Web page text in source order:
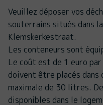
Veuillez déposer vos
souterrains situés dans
Klemskerkestraat.
Les conteneurs sont
Le coût est de 1 euro
doivent être placés dans
maximale de 30 litres.
disponibles dans le